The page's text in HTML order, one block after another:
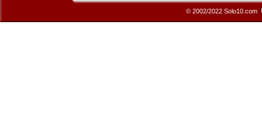
© 2002/2022 Solo10.com